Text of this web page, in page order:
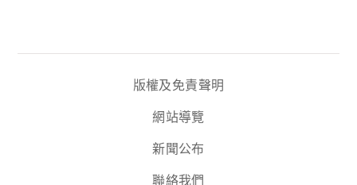
版權及免責聲明
網站導覽
新聞公布
聯絡我們